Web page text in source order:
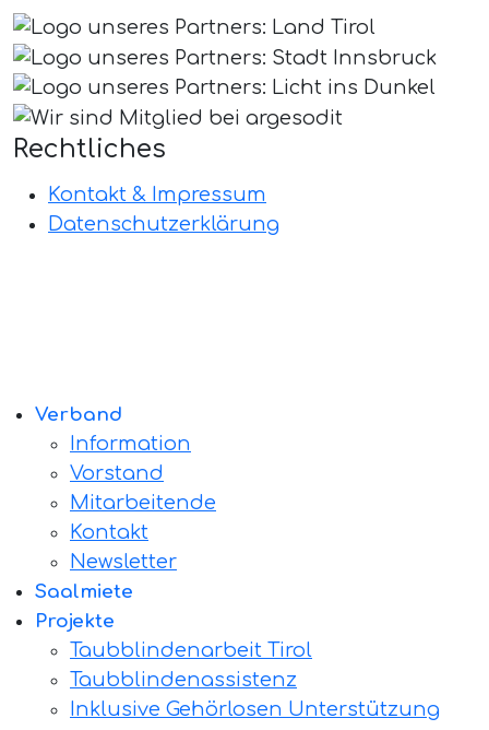
Rechtliches
Kontakt & Impressum
Datenschutzerklärung
Verband
Information
Vorstand
Mitarbeitende
Kontakt
Newsletter
Saalmiete
Projekte
Taubblindenarbeit Tirol
Taubblindenassistenz
Inklusive Gehörlosen Unterstützung